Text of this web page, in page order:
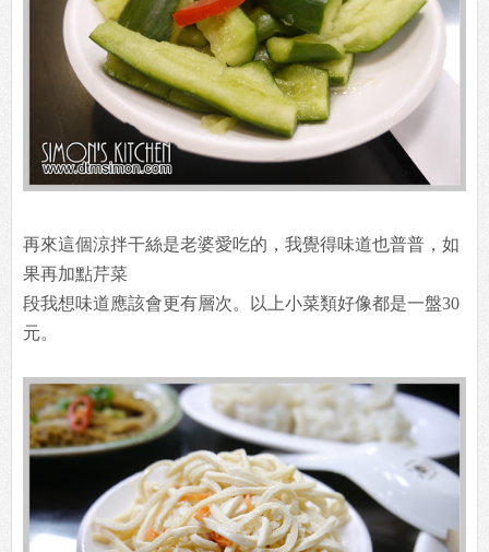
再來這個涼拌干絲是老婆愛吃的，我覺得味道也普普，如
果再加點芹菜
段我想味道應該會更有層次。以上小菜類好像都是一盤30
元。